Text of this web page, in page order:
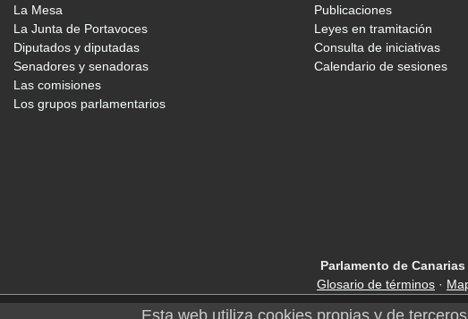
La Mesa
La Junta de Portavoces
Diputados y diputadas
Senadores y senadoras
Las comisiones
Los grupos parlamentarios
Publicaciones
Leyes en tramitación
Consulta de iniciativas
Calendario de sesiones
Parlamento de Canarias
Glosario de términos ·
Esta web utiliza cookies propias y de